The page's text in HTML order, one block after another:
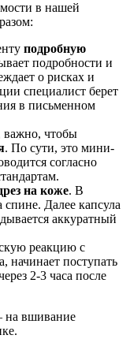
в нашей
подробную
подробности и
о рисках и
специалист берет
в письменном
важно, чтобы
. По сути, это мини-
согласно
на коже. В
Далее капсула
аккуратный
реакцию с
начинает поступать
2-3 часа после
на вшивание